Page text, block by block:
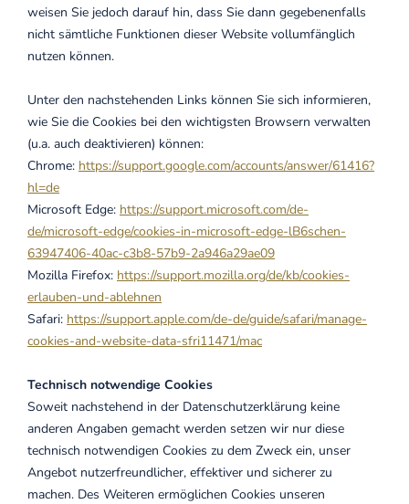
weisen Sie jedoch darauf hin, dass Sie dann gegebenenfalls
nicht sämtliche Funktionen dieser Website vollumfänglich
nutzen können.
Unter den nachstehenden Links können Sie sich informieren,
wie Sie die Cookies bei den wichtigsten Browsern verwalten
(u.a. auch deaktivieren) können:
Chrome: https://support.google.com/accounts/answer/61416?
hl=de
Microsoft Edge: https://support.microsoft.com/de-
de/microsoft-edge/cookies-in-microsoft-edge-lB6schen-
63947406-40ac-c3b8-57b9-2a946a29ae09
Mozilla Firefox: https://support.mozilla.org/de/kb/cookies-
erlauben-und-ablehnen
Safari: https://support.apple.com/de-de/guide/safari/manage-
cookies-and-website-data-sfri11471/mac
Technisch notwendige Cookies
Soweit nachstehend in der Datenschutzerklärung keine
anderen Angaben gemacht werden setzen wir nur diese
technisch notwendigen Cookies zu dem Zweck ein, unser
Angebot nutzerfreundlicher, effektiver und sicherer zu
machen. Des Weiteren ermöglichen Cookies unseren